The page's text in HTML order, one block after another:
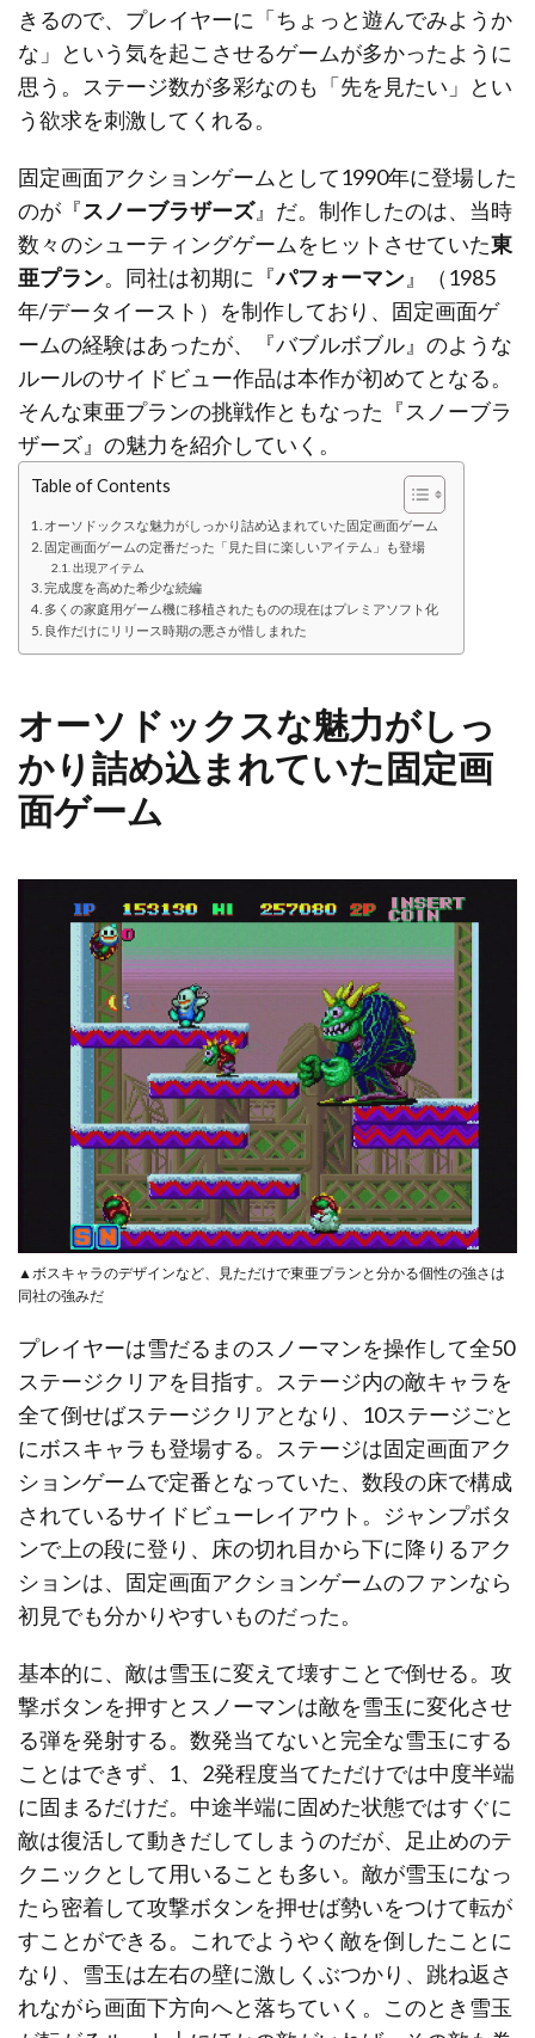
きるので、プレイヤーに「ちょっと遊んでみようか
な」という気を起こさせるゲームが多かったように
思う。ステージ数が多彩なのも「先を見たい」とい
う欲求を刺激してくれる。
固定画面アクションゲームとして1990年に登場した
のが『スノーブラザーズ』だ。制作したのは、当時
数々のシューティングゲームをヒットさせていた東
亜プラン。同社は初期に『パフォーマン 』（1985
年/データイースト）を制作しており、固定画面ゲ
ームの経験はあったが、『バブルボブル』のような
ルールのサイドビュー作品は本作が初めてとなる。
そんな東亜プランの挑戦作ともなった『スノーブラ
ザーズ』の魅力を紹介していく。
Table of Contents
オーソドックスな魅力がしっかり詰め込まれていた固定画面ゲーム
固定画面ゲームの定番だった「見た目に楽しいアイテム」も登場
出現アイテム
完成度を高めた希少な続編
多くの家庭用ゲーム機に移植されたものの現在はプレミアソフト化
良作だけにリリース時期の悪さが惜しまれた
オーソドックスな魅力がしっ
かり詰め込まれていた固定画
面ゲーム
▲ボスキャラのデザインなど、見ただけで東亜プランと分かる個性の強さは
同社の強みだ
プレイヤーは雪だるまのスノーマンを操作して全50
ステージクリアを目指す。ステージ内の敵キャラを
全て倒せばステージクリアとなり、10ステージごと
にボスキャラも登場する。ステージは固定画面アク
ションゲームで定番となっていた、数段の床で構成
されているサイドビューレイアウト。ジャンプボタ
ンで上の段に登り、床の切れ目から下に降りるアク
ションは、固定画面アクションゲームのファンなら
初見でも分かりやすいものだった。
基本的に、敵は雪玉に変えて壊すことで倒せる。攻
撃ボタンを押すとスノーマンは敵を雪玉に変化させ
る弾を発射する。数発当てないと完全な雪玉にする
ことはできず、1、2発程度当てただけでは中度半端
に固まるだけだ。中途半端に固めた状態ではすぐに
敵は復活して動きだしてしまうのだが、足止めのテ
クニックとして用いることも多い。敵が雪玉になっ
たら密着して攻撃ボタンを押せば勢いをつけて転が
すことができる。これでようやく敵を倒したことに
なり、雪玉は左右の壁に激しくぶつかり、跳ね返さ
れながら画面下方向へと落ちていく。このとき雪玉